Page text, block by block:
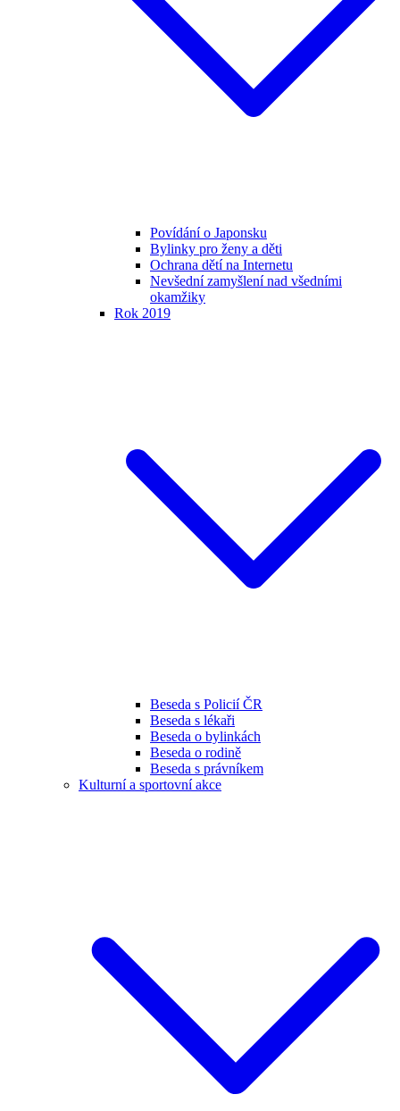
Povídání o Japonsku
Bylinky pro ženy a děti
Ochrana dětí na Internetu
Nevšední zamyšlení nad všedními
okamžiky
Rok 2019
Beseda s Policií ČR
Beseda s lékaři
Beseda o bylinkách
Beseda o rodině
Beseda s právníkem
Kulturní a sportovní akce